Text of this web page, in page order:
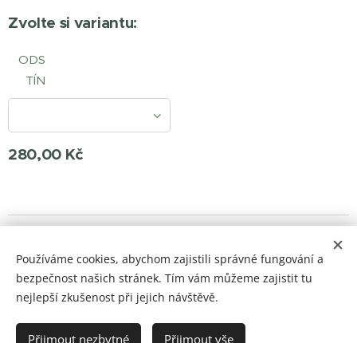
Zvolte si variantu:
ODS
TÍN
280,00 Kč
Do košíku
barvylaky.net
Cookies
Používáme cookies, abychom zajistili správné fungování a
bezpečnost našich stránek. Tím vám můžeme zajistit tu
nejlepší zkušenost při jejich návštěvě.
Přijmout nezbytné Přijmout vše